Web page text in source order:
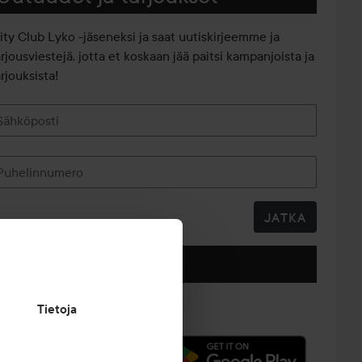
Tietoja
Club Lyko -jäseneksi ja saat uutiskirjeemme ja
jotta et koskaan jää paitsi kampanjoista ja
JATKA